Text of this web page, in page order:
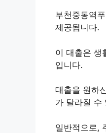
부천중동역
제공됩니다.
이 대출은 생
입니다.
대출을 원하
가 달라질 수
일반적으로,